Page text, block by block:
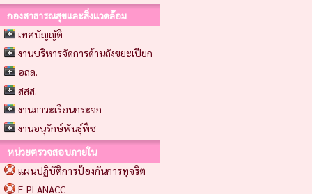
กองสาธารณสุขและสิ่งแวดล้อม
เทศบัญญัติ
งานบริหารจัดการด้านถังขยะเปียก
อถล.
สสส.
งานภาวะเรือนกระจก
งานอนุรักษ์พันธุ์พืช
หน่วยตรวจสอบภายใน
แผนปฏิบัติการป้องกันการทุจริต
E-PLANACC